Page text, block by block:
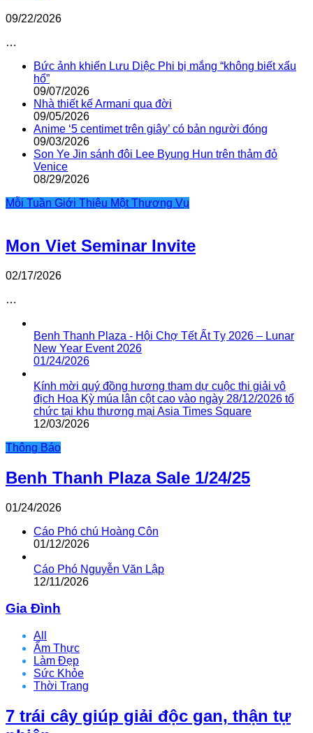
09/22/2026
…
Bức ảnh khiến Lưu Diệc Phi bị mắng “không biết xấu
hổ”
09/07/2026
Nhà thiết kế Armani qua đời
09/05/2026
Anime ‘5 centimet trên giây’ có bản người đóng
09/03/2026
Son Ye Jin sánh đôi Lee Byung Hun trên thảm đỏ
Venice
08/29/2026
Mỗi Tuần Giới Thiệu Một Thương Vụ
Mon Viet Seminar Invite
02/17/2026
…
Benh Thanh Plaza - Hội Chợ Tết Ất Tỵ 2026 – Lunar
New Year Event 2026
01/24/2026
Kính mời quý đồng hương tham dự cuộc thi giải vô
địch Hoa Kỳ múa lân cột cao vào ngày 28/12/2026 tổ
chức tại khu thương mại Asia Times Square
12/03/2026
Thông Báo
Benh Thanh Plaza Sale 1/24/25
01/24/2026
Cáo Phó chú Hoàng Côn
01/12/2026
Cáo Phó Nguyễn Văn Lập
12/11/2026
Gia Đình
All
Ẩm Thực
Làm Đẹp
Sức Khỏe
Thời Trang
7 trái cây giúp giải độc gan, thận tự